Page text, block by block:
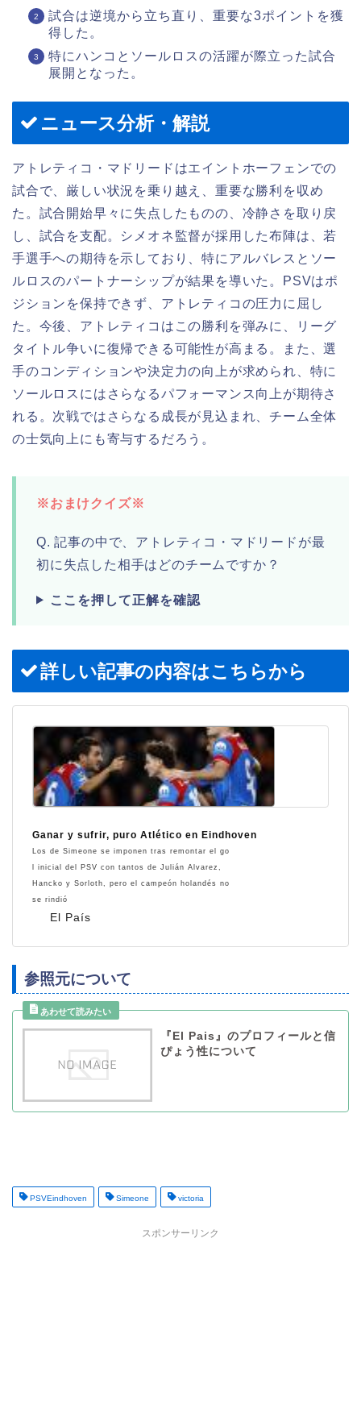
試合は逆境から立ち直り、重要な3ポイントを獲
得した。
特にハンコとソールロスの活躍が際立った試合
展開となった。
ニュース分析・解説
アトレティコ・マドリードはエイントホーフェンでの
試合で、厳しい状況を乗り越え、重要な勝利を収め
た。試合開始早々に失点したものの、冷静さを取り戻
し、試合を支配。シメオネ監督が採用した布陣は、若
手選手への期待を示しており、特にアルバレスとソー
ルロスのパートナーシップが結果を導いた。PSVはポ
ジションを保持できず、アトレティコの圧力に屈し
た。今後、アトレティコはこの勝利を弾みに、リーグ
タイトル争いに復帰できる可能性が高まる。また、選
手のコンディションや決定力の向上が求められ、特に
ソールロスにはさらなるパフォーマンス向上が期待さ
れる。次戦ではさらなる成長が見込まれ、チーム全体
の士気向上にも寄与するだろう。
※おまけクイズ※
Q. 記事の中で、アトレティコ・マドリードが最
初に失点した相手はどのチームですか？
ここを押して正解を確認
詳しい記事の内容はこちらから
El País
Ganar y sufrir, puro Atlético en Eindhoven
Los de Simeone se imponen tras remontar el go
l inicial del PSV con tantos de Julián Alvarez,
Hancko y Sorloth, pero el campeón holandés no
se rindió
参照元について
『El Pais』のプロフィールと信
ぴょう性について
PSVEindhoven Simeone victoria
スポンサーリンク